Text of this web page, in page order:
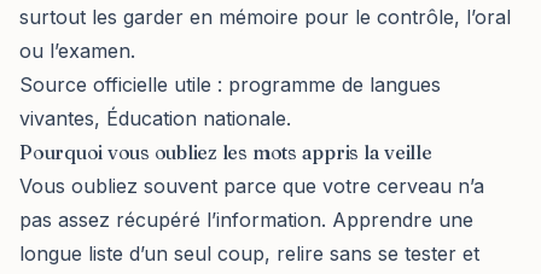
surtout les garder en mémoire pour le contrôle, l’oral
ou l’examen.
Source officielle utile : programme de langues
vivantes, Éducation nationale.
Pourquoi vous oubliez les mots appris la veille
Vous oubliez souvent parce que votre cerveau n’a
pas assez récupéré l’information. Apprendre une
longue liste d’un seul coup, relire sans se tester et